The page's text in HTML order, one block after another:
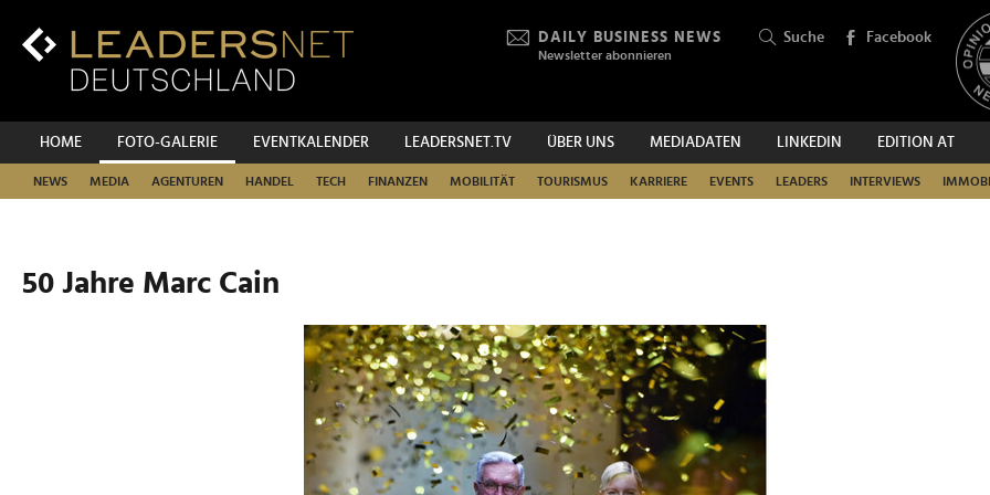
Inhalt
Hauptnavigation
DAILY BUSINESS NEWS
Newsletter abonnieren
Suche Facebook
HOME FOTO-GALERIE EVENTKALENDER LEADERSNET.TV ÜBER UNS MEDIADATEN LINKEDIN EDITION AT
NEWS MEDIA AGENTUREN HANDEL TECH FINANZEN MOBILITÄT TOURISMUS KARRIERE EVENTS LEADERS INTERVIEWS
SUCHEN
50 Jahre Marc Cain